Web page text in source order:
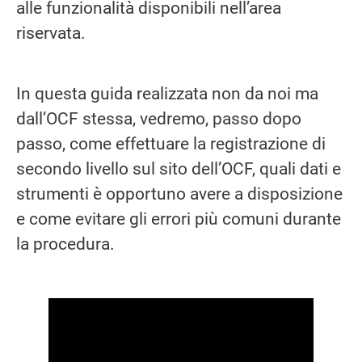
alle funzionalità disponibili nell’area
riservata.
In questa guida realizzata non da noi ma
dall’OCF stessa, vedremo, passo dopo
passo, come effettuare la registrazione di
secondo livello sul sito dell’OCF, quali dati e
strumenti è opportuno avere a disposizione
e come evitare gli errori più comuni durante
la procedura.